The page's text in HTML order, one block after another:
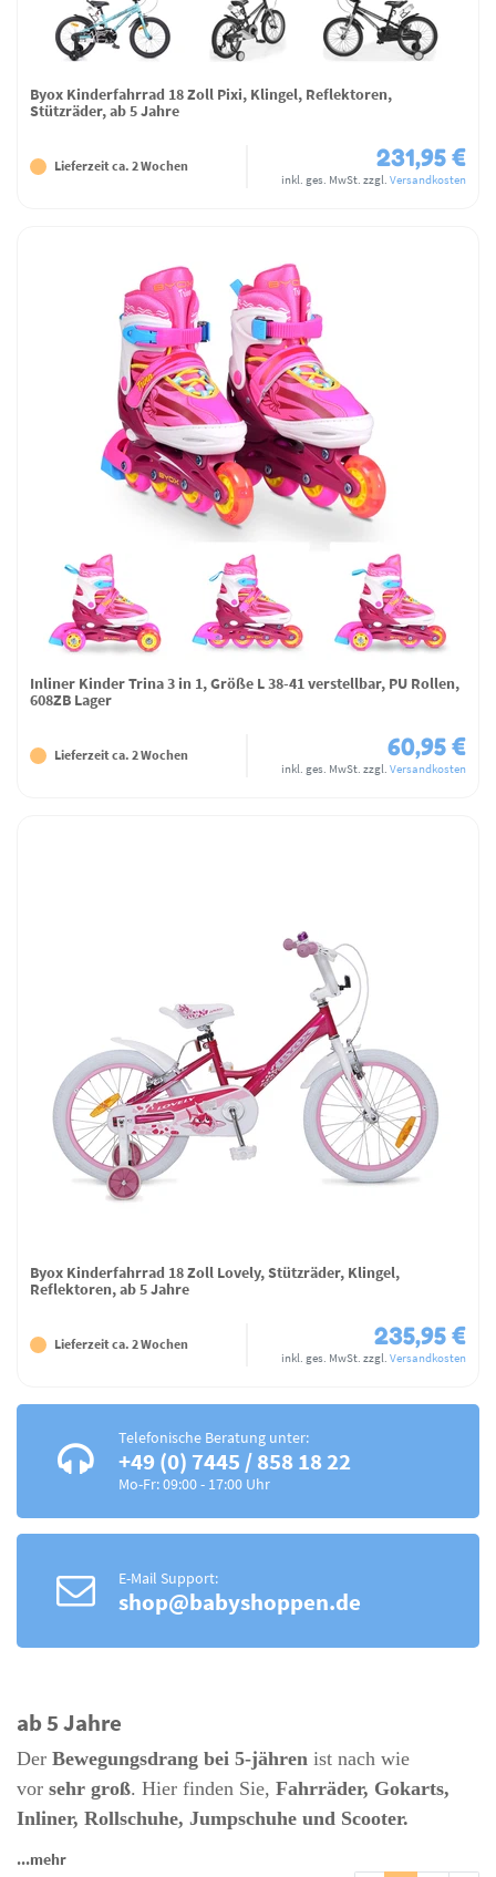
Telefonische Beratung unter:
+49 (0) 7445 / 858 18 22
Mo-Fr: 09:00 - 17:00 Uhr
E-Mail Support:
shop@babyshoppen.de
ab 5 Jahre
Der Bewegungsdrang bei 5-jähren ist nach wie
vor sehr groß. Hier finden Sie, Fahrräder, Gokarts,
Inliner, Rollschuhe, Jumpschuhe und Scooter.
...mehr
Byox Kinderfahrrad 18 Zoll Pixi, Klingel, Reflektoren,
Stützräder, ab 5 Jahre
Lieferzeit ca. 2 Wochen 231,95 €
inkl. ges. MwSt. zzgl. Versandkosten
Inliner Kinder Trina 3 in 1, Größe L 38-41 verstellbar, PU Rollen,
608ZB Lager
Lieferzeit ca. 2 Wochen 60,95 €
inkl. ges. MwSt. zzgl. Versandkosten
Byox Kinderfahrrad 18 Zoll Lovely, Stützräder, Klingel,
Reflektoren, ab 5 Jahre
Lieferzeit ca. 2 Wochen 235,95 €
inkl. ges. MwSt. zzgl. Versandkosten